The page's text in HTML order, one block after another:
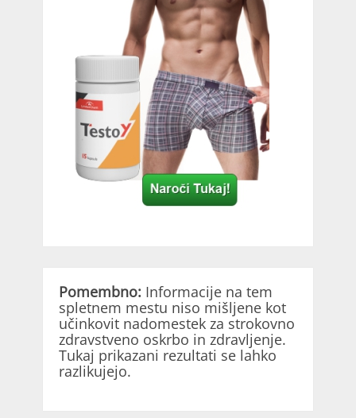
Pomembno: Informacije na tem
spletnem mestu niso mišljene kot
učinkovit nadomestek za strokovno
zdravstveno oskrbo in zdravljenje.
Tukaj prikazani rezultati se lahko
razlikujejo.